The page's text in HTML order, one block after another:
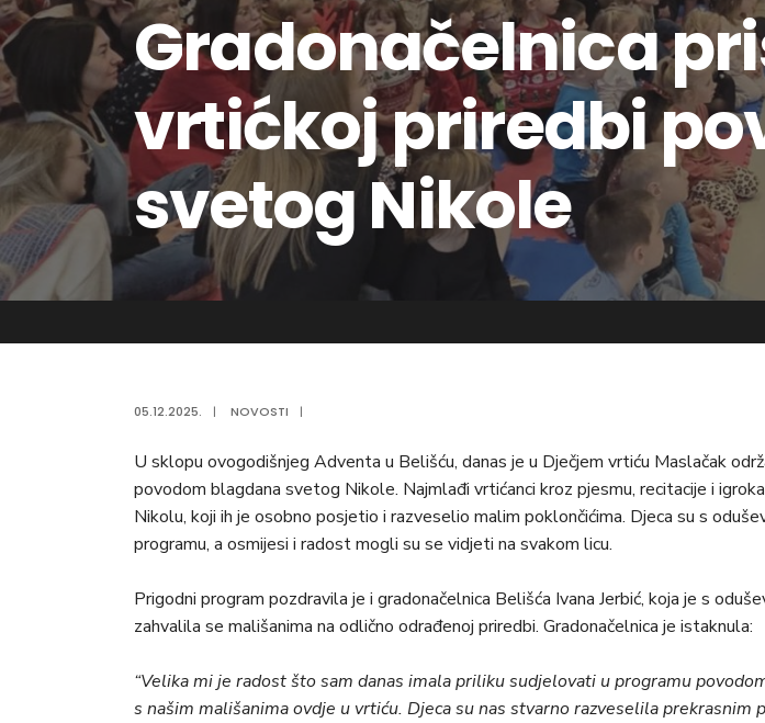
Gradonačelnica
vrtićkoj priredbi
svetog Nikole
05.12.2025. | NOVOSTI |
U sklopu ovogodišnjeg Adventa u Belišću, danas je u Dječjem vrtiću Maslačak
povodom blagdana svetog Nikole. Najmlađi vrtićanci kroz pjesmu, recitacije i
Nikolu, koji ih je osobno posjetio i razveselio malim poklončićima. Djeca su s
programu, a osmijesi i radost mogli su se vidjeti na svakom licu.
Prigodni program pozdravila je i gradonačelnica Belišća Ivana Jerbić, koja je s
zahvalila se mališanima na odlično odrađenoj priredbi. Gradonačelnica je istaknula:
“Velika mi je radost što sam danas imala priliku sudjelovati u programu
s našim mališanima ovdje u vrtiću. Djeca su nas stvarno razveselila prekrasnim